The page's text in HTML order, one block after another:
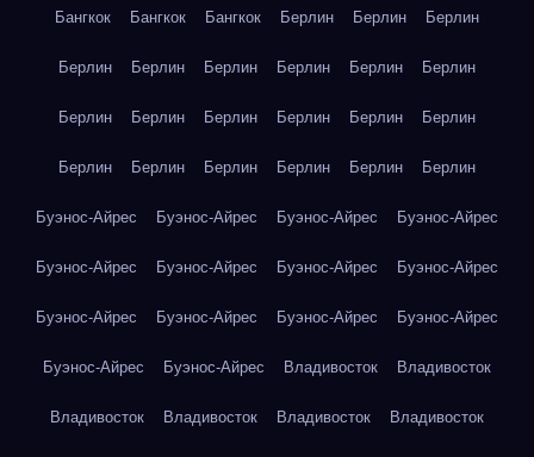
Бангкок Бангкок Бангкок Берлин Берлин Берлин
Берлин Берлин Берлин Берлин Берлин Берлин
Берлин Берлин Берлин Берлин Берлин Берлин
Берлин Берлин Берлин Берлин Берлин Берлин
Буэнос-Айрес Буэнос-Айрес Буэнос-Айрес Буэнос-Айрес
Буэнос-Айрес Буэнос-Айрес Буэнос-Айрес Буэнос-Айрес
Буэнос-Айрес Буэнос-Айрес Буэнос-Айрес Буэнос-Айрес
Буэнос-Айрес Буэнос-Айрес Владивосток Владивосток
Владивосток Владивосток Владивосток Владивосток